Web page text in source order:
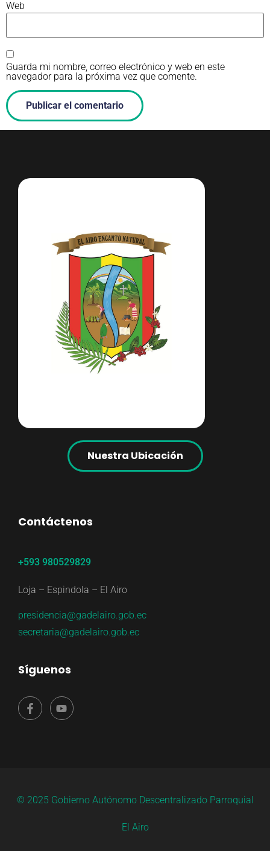
Web
Guarda mi nombre, correo electrónico y web en este
navegador para la próxima vez que comente.
Nuestra Ubicación
Contáctenos
+593 980529829
Loja – Espindola – El Airo
presidencia@gadelairo.gob.ec
secretaria@gadelairo.gob.ec
Síguenos
© 2025 Gobierno Autónomo Descentralizado Parroquial
El Airo